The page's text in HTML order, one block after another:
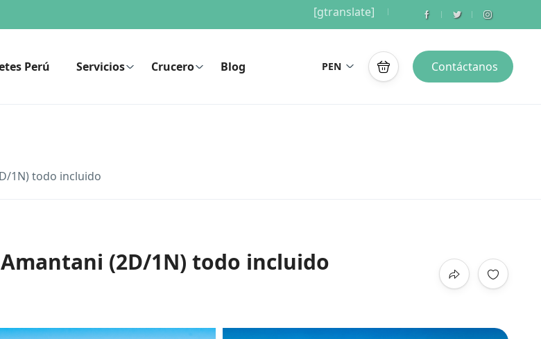
[gtranslate]
Perú Servicios Crucero Blog PEN Contáctanos
1N) todo incluido
(2D/1N) todo incluido